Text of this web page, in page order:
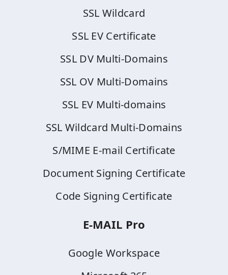
SSL Wildcard
SSL EV Certificate
SSL DV Multi-Domains
SSL OV Multi-Domains
SSL EV Multi-domains
SSL Wildcard Multi-Domains
S/MIME E-mail Certificate
Document Signing Certificate
Code Signing Certificate
E-MAIL Pro
Google Workspace